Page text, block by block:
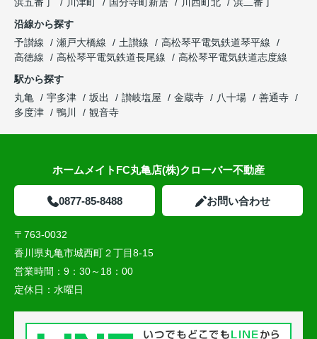
沿線から探す
予讃線
瀬戸大橋線 土讃線
高松琴平電気鉄道琴平線
高徳線
高松琴平電気鉄道長尾線
高松琴平電気鉄道志度線
駅から探す
丸亀
宇多津 坂出 讃岐塩屋 金蔵寺 八十場
善通寺
多度津
鴨川 観音寺
ホームメイトFC丸亀店(株)クローバー不動産
0877-85-8488 お問い合わせ
〒763-0032
香川県丸亀市城西町２丁目8-15
営業時間： 9：30～18：00
定休日： 水曜日